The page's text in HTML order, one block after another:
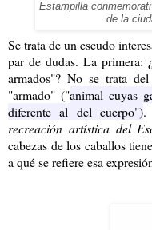
Estampilla
de la
Se trata de un escudo
par de dudas. La primera:
armados"? No se trata
"armado" ("animal cuyas
diferente al del cuerpo").
recreación artística del
cabezas de los caballos
a qué se refiere esa